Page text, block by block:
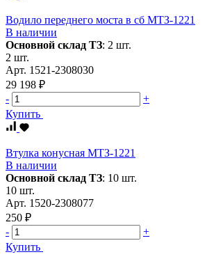
Водило переднего моста в сб МТЗ-1221
В наличии
Основной склад ТЗ: 2 шт.
2 шт.
Арт. 1521-2308030
29 198 ₽
-
+
Купить
Втулка конусная МТЗ-1221
В наличии
Основной склад ТЗ: 10 шт.
10 шт.
Арт. 1520-2308077
250 ₽
-
+
Купить